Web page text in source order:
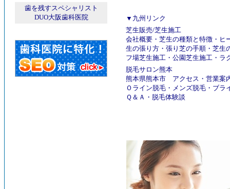
歯を残すスペシャリスト
DUO大阪歯科医院
▼九州リンク
芝生販売/芝生施工
会社概要 ・ 芝生の種類と特徴 ・ ヒ
生の張り方 ・ 張り芝の手順 ・ 芝生
フ場芝生施工 ・ 公園芝生施工 ・ ラ
脱毛サロン熊本
熊本県熊本市
アクセス ・ 営業案
Ｏライン脱毛 ・ メンズ脱毛 ・ ブラ
Ｑ＆Ａ ・ 脱毛体験談